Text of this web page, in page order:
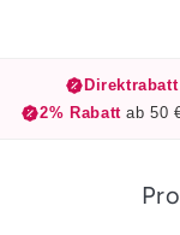
2% Rabattab 50